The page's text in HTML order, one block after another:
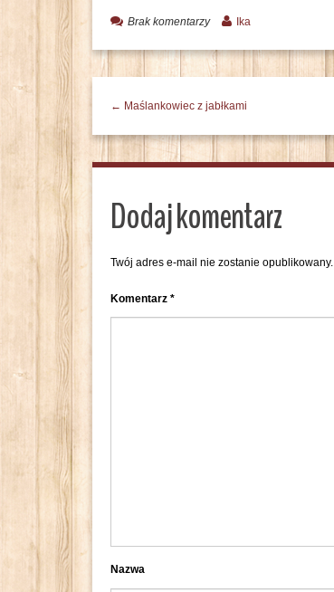
Brak komentarzy Ika
← Maślankowiec z jabłkami
Dodaj komentarz
Twój adres e-mail nie zostanie opublikowany.
Komentarz *
Nazwa